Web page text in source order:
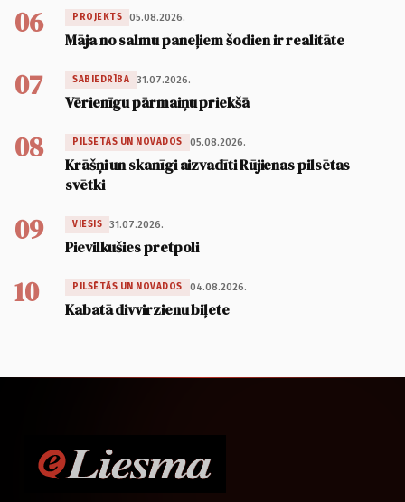
06 PROJEKTS 05.08.2026.
Māja no salmu paneļiem šodien ir realitāte
07 SABIEDRĪBA 31.07.2026.
Vērienīgu pārmaiņu priekšā
08 PILSĒTĀS UN NOVADOS 05.08.2026.
Krāšņi un skanīgi aizvadīti Rūjienas pilsētas
svētki
09 VIESIS 31.07.2026.
Pievilkušies pretpoli
10 PILSĒTĀS UN NOVADOS 04.08.2026.
Kabatā divvirzienu biļete